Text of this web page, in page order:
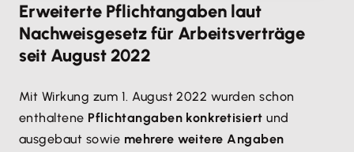
Erweiterte Pflichtangaben laut
Nachweisgesetz für Arbeitsverträge
seit August 2022
Mit Wirkung zum 1. August 2022 wurden schon
enthaltene Pflichtangaben konkretisiert und
ausgebaut sowie mehrere weitere Angaben